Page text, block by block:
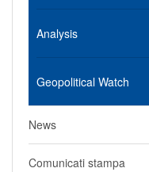
Analysis
Geopolitical Watch
News
Comunicati stampa